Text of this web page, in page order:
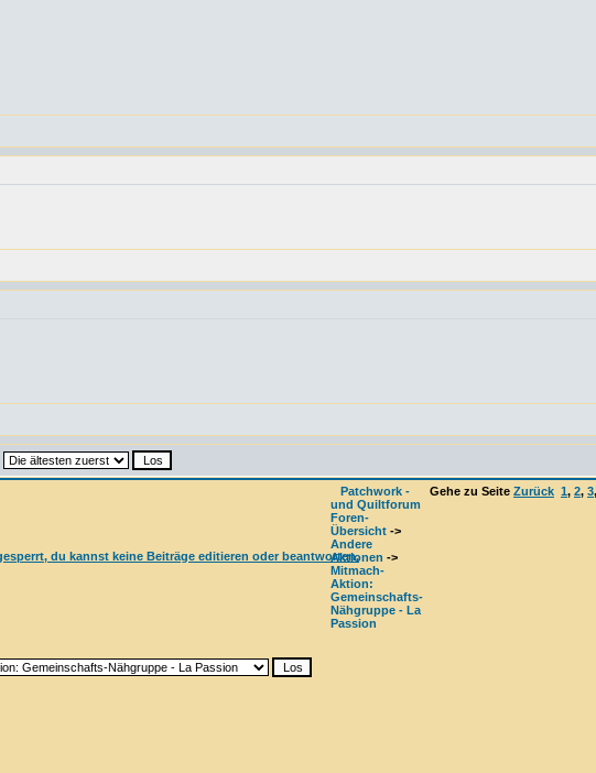
Patchwork -
und Quiltforum
Foren-
Übersicht ->
Andere
Aktionen ->
Mitmach-
Aktion:
Gemeinschafts-
Nähgruppe - La
Passion
Gehe zu Seite Zurück 1, 2, 3